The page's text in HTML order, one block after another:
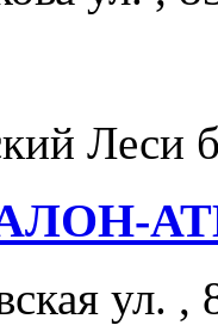
Леси
ул. ,